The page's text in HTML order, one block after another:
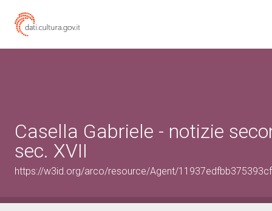
Casella Gabriele - notizie
sec. XVII
https://w3id.org/arco/resource/Agent/